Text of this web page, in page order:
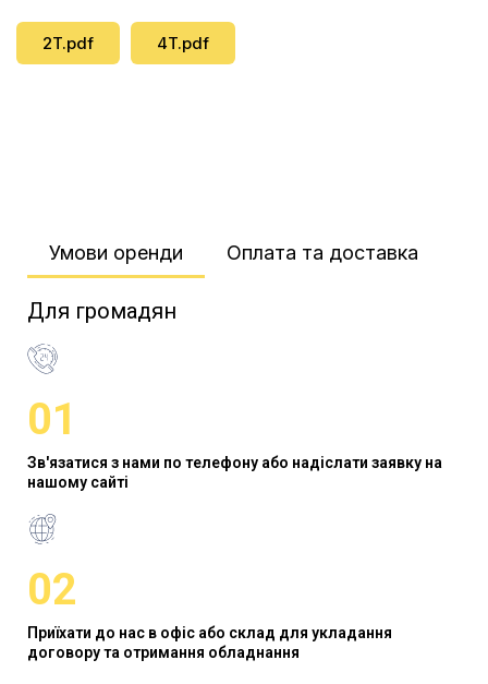
2T.pdf 4T.pdf
Умови оренди​ Оплата та доставка​
Для громадян
01
Зв'язатися з нами по телефону або надіслати заявку на
нашому сайті
02
Приїхати до нас в офіс або склад для укладання
договору та отримання обладнання